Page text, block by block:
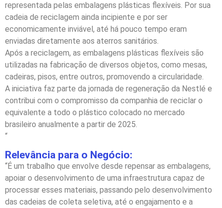
representada pelas embalagens plásticas flexíveis. Por sua
cadeia de reciclagem ainda incipiente e por ser
economicamente inviável, até há pouco tempo eram
enviadas diretamente aos aterros sanitários.
Após a reciclagem, as embalagens plásticas flexíveis são
utilizadas na fabricação de diversos objetos, como mesas,
cadeiras, pisos, entre outros, promovendo a circularidade.
A iniciativa faz parte da jornada de regeneração da Nestlé e
contribui com o compromisso da companhia de reciclar o
equivalente a todo o plástico colocado no mercado
brasileiro anualmente a partir de 2025.
“
Relevância para o Negócio:
“É um trabalho que envolve desde repensar as embalagens,
apoiar o desenvolvimento de uma infraestrutura capaz de
processar esses materiais, passando pelo desenvolvimento
das cadeias de coleta seletiva, até o engajamento e a